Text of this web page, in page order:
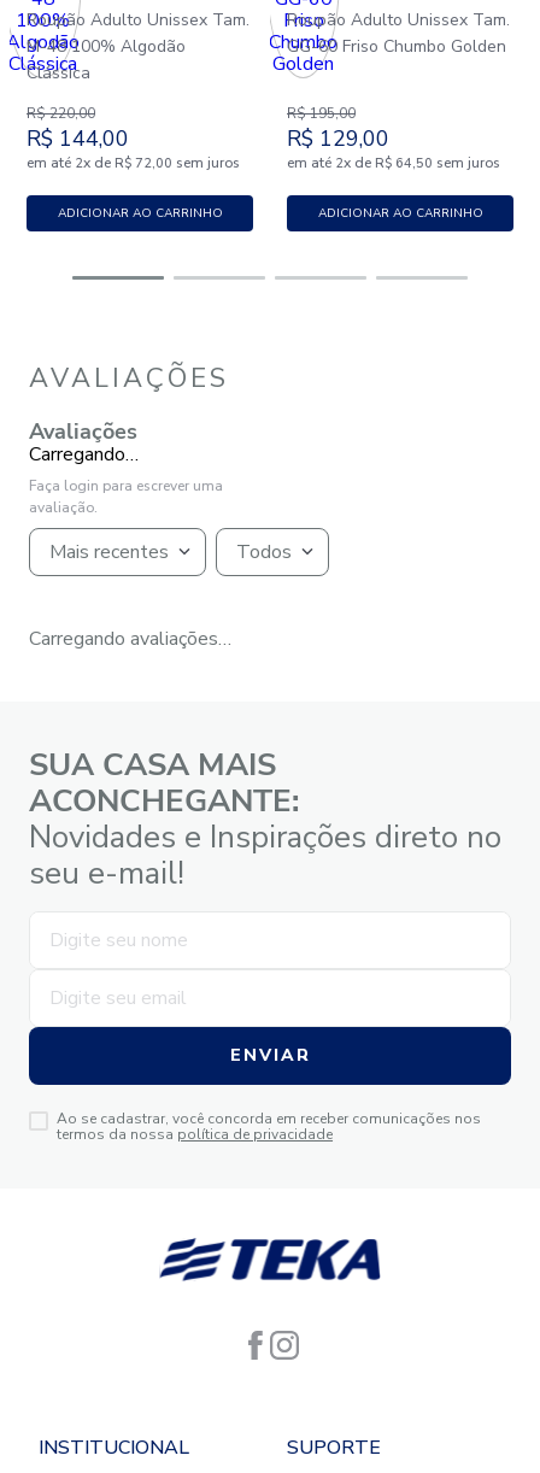
Roupão Adulto Unissex Tam.
M-48 100% Algodão
Clássica
R$220,00
R$ 144,00
em até 2x de R$ 72,00 sem juros
ADICIONAR AO CARRINHO
Roupão Adulto Unissex Tam.
GG-60 Friso Chumbo Golden
R$195,00
R$ 129,00
em até 2x de R$ 64,50 sem juros
ADICIONAR AO CARRINHO
AVALIAÇÕES
Avaliações
Carregando…
Faça login para escrever uma
avaliação.
Mais recentes Todos
Carregando avaliações…
SUA CASA MAIS
ACONCHEGANTE:
Novidades e Inspirações direto no
seu e-mail!
ENVIAR
Ao se cadastrar, você concorda em receber comunicações nos
termos da nossa política de privacidade
INSTITUCIONAL SUPORTE